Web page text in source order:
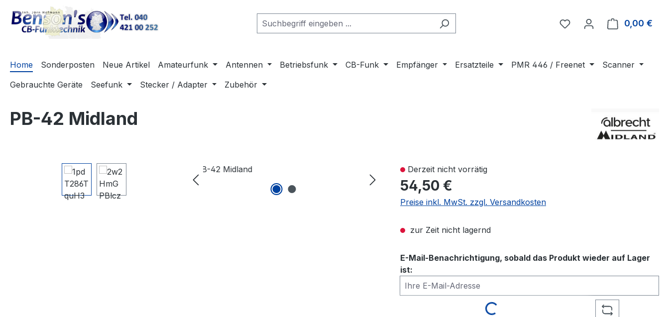
Hauptinhalt springen
Zur Suche springen
Zur Hauptnavigation springen
Du hast 0 Produkte auf
0,00 €
Home Sonderposten Neue Artikel Amateurfunk Antennen Betriebsfunk CB-Funk Empfänger Ersatzteile PMR 446 / Freenet
Scanner
Gebrauchte Geräte
Seefunk Stecker / Adapter Zubehör
PB-42 Midland
Bildergalerie überspringen Derzeit nicht vorrätig
54,50 €
Preise inkl. MwSt. zzgl. Versandkosten
zur Zeit nicht lagernd
E-Mail-Benachrichtigung, sobald das Produkt wieder auf Lager
ist:
Ihre E-Mail-Adresse
Loading...